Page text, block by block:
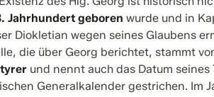
Jahrhundert geboren wurde und in
Diokletian wegen seines Glaubens
die über Georg berichtet, stammt
und nennt auch das Datum seines
Generalkalender gestrichen. Im